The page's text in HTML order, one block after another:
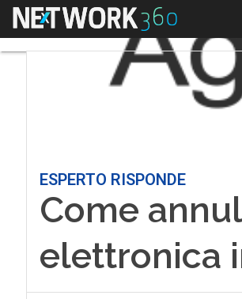
Menu
ESPERTO RISPONDE
Come
elettronica